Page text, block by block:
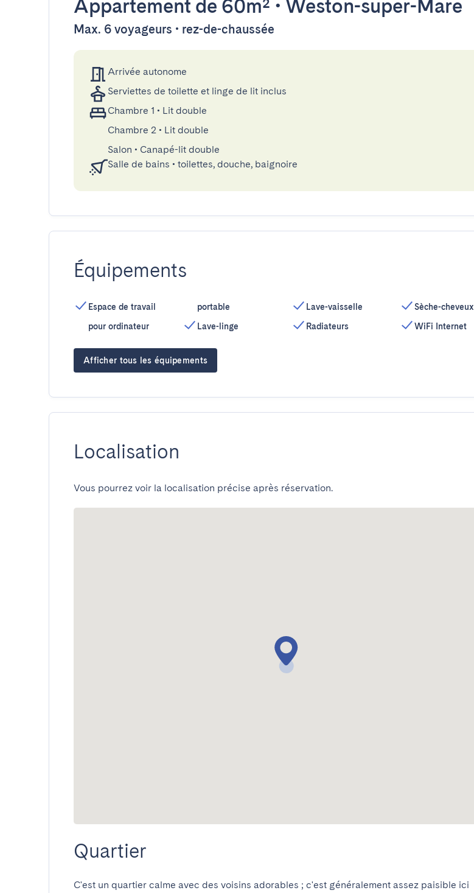
Appartement de 60m² • Weston-super-Mare
Max. 6 voyageurs • rez-de-chaussée
Arrivée autonome
Serviettes de toilette et linge de lit inclus
Chambre 1 • Lit double
Chambre 2 • Lit double
Salon • Canapé-lit double
Salle de bains • toilettes, douche, baignoire
Équipements
Espace de travail
pour ordinateur
portable
Lave-linge
Lave-vaisselle
Radiateurs
Sèche-cheveux
WiFi Internet
Afficher tous les équipements
Localisation
Vous pourrez voir la localisation précise après réservation.
Quartier
C'est un quartier calme avec des voisins adorables ; c'est généralement assez paisible ici